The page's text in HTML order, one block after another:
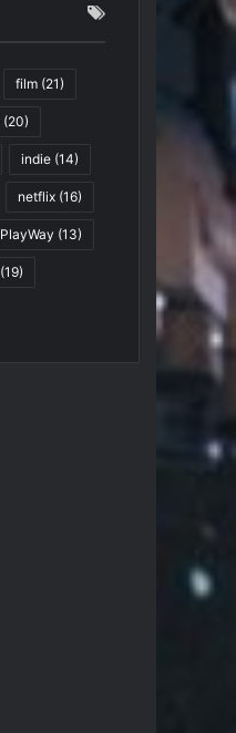
film (21)
(20)
indie (14)
netflix (16)
PlayWay (13)
(19)